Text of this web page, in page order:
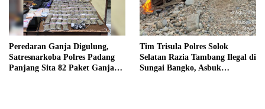
Peredaran Ganja Digulung,
Satresnarkoba Polres Padang
Panjang Sita 82 Paket Ganja
Tim Trisula Polres Solok
Selatan Razia Tambang Ilegal di
Sungai Bangko, Asbuk